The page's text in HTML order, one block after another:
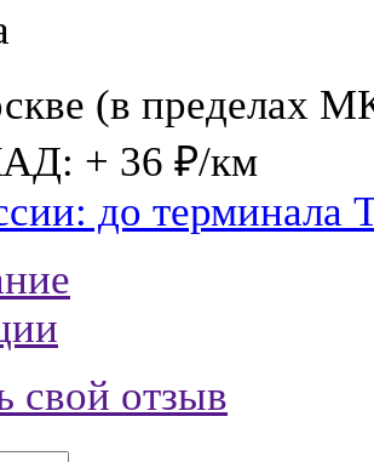
(в пределах
+ 36 ₽/км
до терминала
свой отзыв